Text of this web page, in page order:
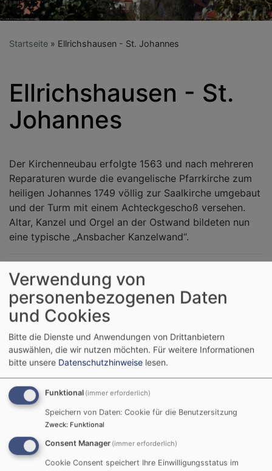
Startseite Ellrichshausen - St. Johannes
Ellrichshausen - St.
Johannes
Der Kirchenneubau erfolgte 1563 und nach mehreren
Reparaturen wurde die evangelische Pfarrkirche zum
heiligen Johannes 1749 völlig zur Saalkirche umgebaut
und der Turm mit einem Achteckgeschoß versehen.
Altar, Kanzel und Orgel an der Ostwand bildeten nun
eine typische „Ansbacher Kanzelwand“.
Kirche St. Johannes
Schulstraße
74589 Ellrichshausen
Kirchenbezirk Crailsheimin derEvangelischen
Landeskirche in Württemberg
Evangelische Kirchengemeinde Ellrichshausen
Am Schlegelberg 5
74589 Satteldorf-Ellrichshausen
Tel. 07950 684
Webseite
Verwendung von
personenbezogenen Daten
und Cookies
Bitte die Dienste und Anwendungen von Drittanbietern
auswählen, die wir nutzen möchten. Für weitere Informationen
bitte unsere Datenschutzhinweise lesen.
Funktional (immer erforderlich)
Speichern von Daten: Cookie für die Benutzersitzung
Zweck: Funktional
Consent Manager (immer erforderlich)
Cookie Consent speichert Ihre Einwilligungsstatus im